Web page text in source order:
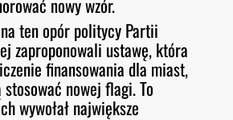
nowy wzór.
ten opór politycy Partii
zaproponowali ustawę, która
finansowania dla miast,
nowej flagi. To
wywołał największe